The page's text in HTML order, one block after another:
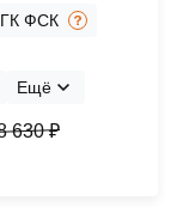
ГК ФСК
Ещё
630 ₽